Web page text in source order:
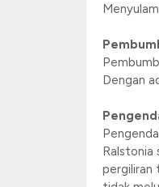
Dengan
Ralstonia
pergiliran